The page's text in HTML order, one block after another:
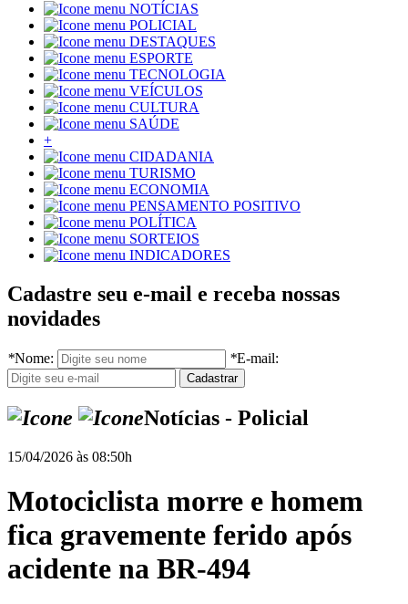
NOTÍCIAS
POLICIAL
DESTAQUES
ESPORTE
TECNOLOGIA
VEÍCULOS
CULTURA
SAÚDE
+
CIDADANIA
TURISMO
ECONOMIA
PENSAMENTO POSITIVO
POLÍTICA
SORTEIOS
INDICADORES
Cadastre seu e-mail e receba nossas
novidades
*Nome: *E-mail:
Notícias - Policial
15/04/2026 às 08:50h
Motociclista morre e homem
fica gravemente ferido após
acidente na BR-494